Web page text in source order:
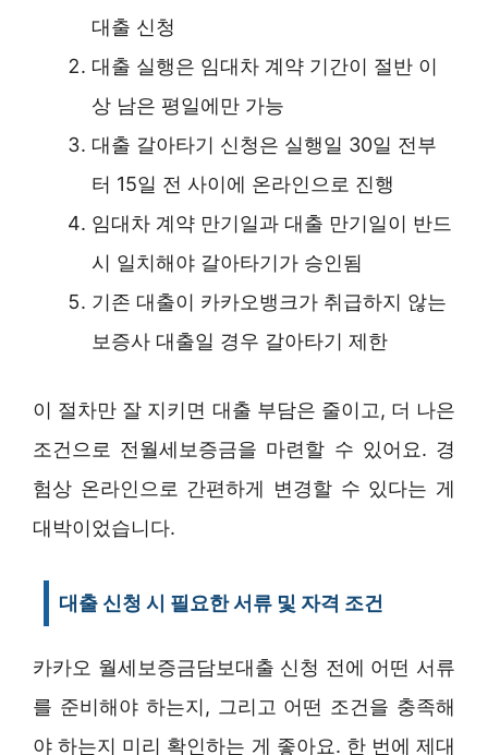
대출 신청
대출 실행은 임대차 계약 기간이 절반 이
상 남은 평일에만 가능
대출 갈아타기 신청은 실행일 30일 전부
터 15일 전 사이에 온라인으로 진행
임대차 계약 만기일과 대출 만기일이 반드
시 일치해야 갈아타기가 승인됨
기존 대출이 카카오뱅크가 취급하지 않는
보증사 대출일 경우 갈아타기 제한
이 절차만 잘 지키면 대출 부담은 줄이고, 더 나은
조건으로 전월세보증금을 마련할 수 있어요. 경
험상 온라인으로 간편하게 변경할 수 있다는 게
대박이었습니다.
대출 신청 시 필요한 서류 및 자격 조건
카카오 월세보증금담보대출 신청 전에 어떤 서류
를 준비해야 하는지, 그리고 어떤 조건을 충족해
야 하는지 미리 확인하는 게 좋아요. 한 번에 제대